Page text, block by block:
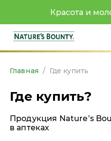
Красота и
Главная / Где купить
Где купить?
Продукция Nature’s
в аптеках